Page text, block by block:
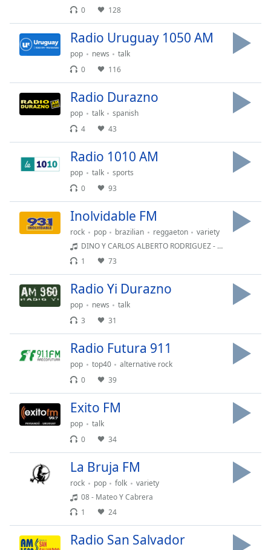
settings
opens
settings
dialog
subtitles
Audio
Track
in-
Picture
Fullscreen
modal
window.
window.
close
window.
Opacity
0
128
Radio Uruguay 1050 AM
pop news
talk
0
116
Radio Durazno
pop talk
spanish
4
43
Radio 1010 AM
pop talk
sports
0
93
Inolvidable FM
rock pop brazilian reggaeton
variety
DINO Y CARLOS ALBERTO RODRIGUEZ - MI CIUDAD
1
73
Radio Yi Durazno
pop news
talk
3
31
Radio Futura 911
pop top40
alternative rock
0
39
Exito FM
pop
talk
0
34
La Bruja FM
rock pop folk
variety
08 - Mateo Y Cabrera
1
24
Radio San Salvador